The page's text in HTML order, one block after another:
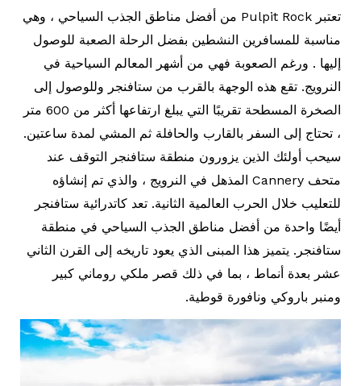
تعتبر Pulpit Rock من أفضل مناطق الجذب السياحي ، وهي
مناسبة للمسافرين النشطين بفضل الرحلة الصعبة للوصول
إليها . ورغم الصعوبة فهي من أشهر المعالم السياحية في
النرويج. تقع هذه الوجهة بالقرب من ستافنجر وللوصول إلى
الصخرة المسطحة تقريبًا التي يبلغ ارتفاعها أكثر من 600 متر
، تحتاج إلى السفر بالقارب والحافلة ثم المشي لمدة ساعتين.
سيحب أولئك الذين يزورون منطقة ستافنجر التوقف عند
متحف Cannery المذهل في النرويج ، والذي تم إنشاؤه
للتعليب خلال الحرب العالمية الثانية. تعد كاتدرائية ستافنجر
أيضًا واحدة من أفضل مناطق الجذب السياحي في منطقة
ستافنجر. يتميز هذا المبنى الذي يعود تاريخه إلى القرن الثاني
عشر بعدة أنماط ، بما في ذلك قصر ملكي روماني كبير
ومنبر باروكي ونافورة قوطية.